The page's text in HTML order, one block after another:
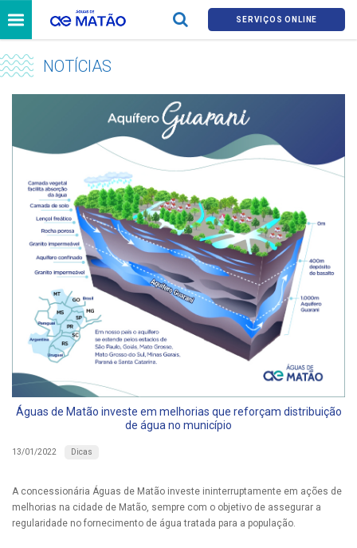
SERVIÇOS ONLINE
NOTÍCIAS
Águas de Matão investe em melhorias que reforçam distribuição
de água no município
13/01/2022 Dicas
A concessionária Águas de Matão investe ininterruptamente em ações de
melhorias na cidade de Matão, sempre com o objetivo de assegurar a
regularidade no fornecimento de água tratada para a população.